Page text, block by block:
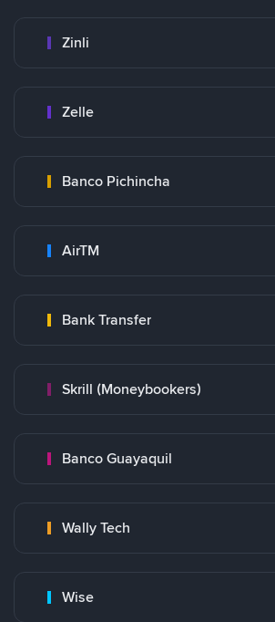
Zinli
Zelle
Banco Pichincha
AirTM
Bank Transfer
Skrill (Moneybookers)
Banco Guayaquil
Wally Tech
Wise